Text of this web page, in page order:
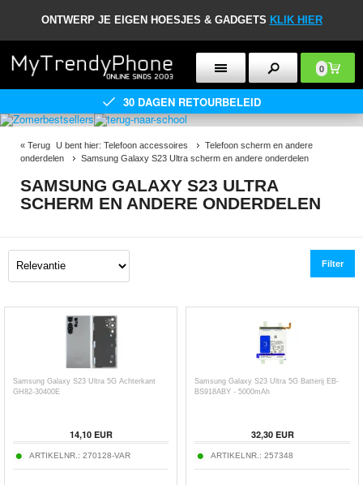
ONTWERP JE EIGEN HOESJES & GADGETS KLIK HIER
0
30 DAGEN RETOURBELEID
« Terug U bent hier: Telefoon accessoires
Telefoon scherm en andere
onderdelen
Samsung Galaxy S23 Ultra scherm en andere onderdelen
SAMSUNG GALAXY S23 ULTRA
SCHERM EN ANDERE ONDERDELEN
Filter
Samsung Galaxy S23 Ultra 5G Achterkant
GH82-30400E
14,10EUR
ARTIKELNR.: 270128-VAR
Samsung Galaxy S23 Ultra 5G Batterij EB-
BS918ABY - 5000mAh
32,30EUR
ARTIKELNR.: 257348